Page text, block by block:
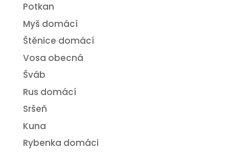
Potkan
Myš domácí
Štěnice domácí
Vosa obecná
Šváb
Rus domácí
Sršeň
Kuna
Rybenka domáci